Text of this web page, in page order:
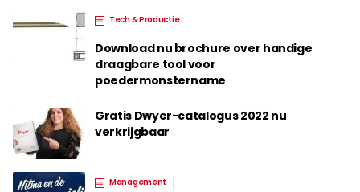
Tech & Productie
Download nu brochure over handige
draagbare tool voor
poedermonstername
Gratis Dwyer-catalogus 2022 nu
verkrijgbaar
Management